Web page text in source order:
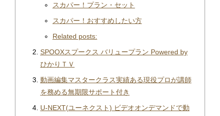
スカパー！プラン・セット
スカパー！おすすめしたい方
Related posts:
SPOOXスプークス バリュープラン Powered by
ひかりＴＶ
動画編集マスタークラス実績ある現役プロが講師
を務める無期限サポート付き
U-NEXT(ユーネクスト) ビデオオンデマンドで動